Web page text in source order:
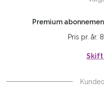
Premium
Pris pr. år.
Skift